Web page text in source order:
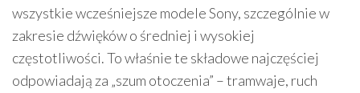
wszystkie wcześniejsze modele Sony, szczególnie w
zakresie dźwięków o średniej i wysokiej
częstotliwości. To właśnie te składowe najczęściej
odpowiadają za „szum otoczenia” – tramwaje, ruch